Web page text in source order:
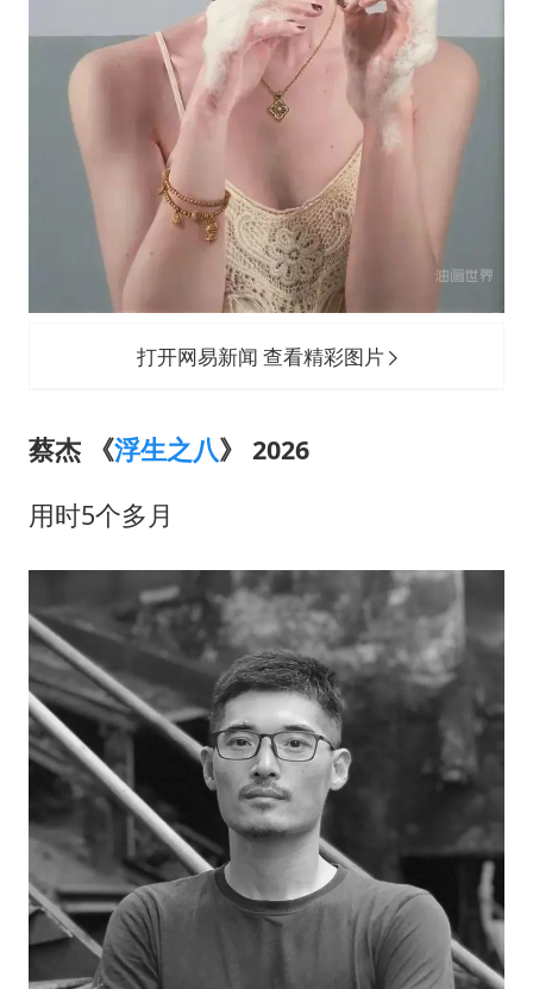
打开网易新闻 查看精彩图片
蔡杰 《浮生之八》 2026
用时5个多月